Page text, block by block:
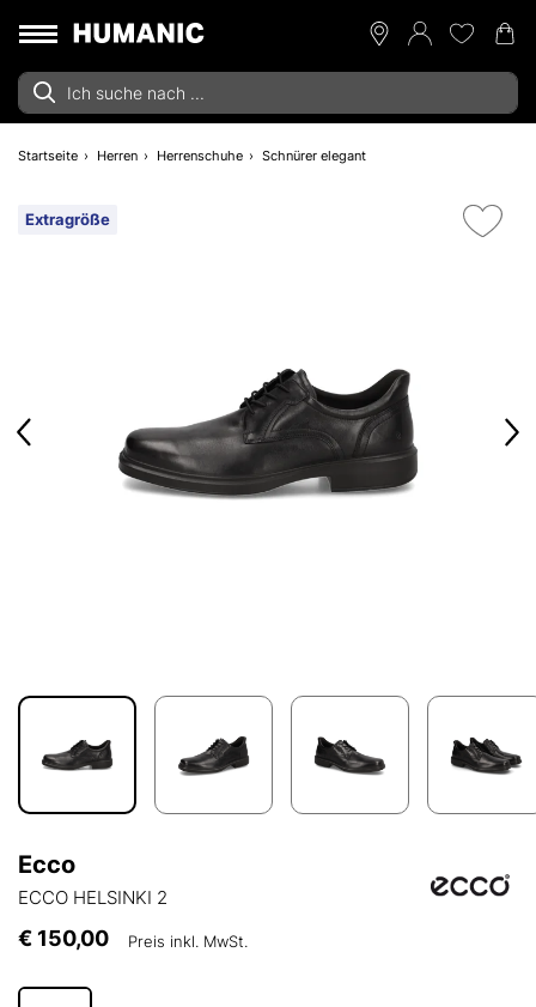
Startseite Herren Herrenschuhe Schnürer elegant
Extragröße
Ecco
ECCO HELSINKI 2
€ 150,00 Preis inkl. MwSt.